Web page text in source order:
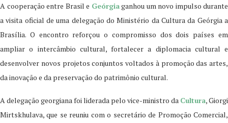
A cooperação entre Brasil e Geórgiaganhou um novo impulso durante
a visita oficial de uma delegação do Ministério da Cultura da Geórgia a
Brasília. O encontro reforçou o compromisso dos dois países em
ampliar o intercâmbio cultural, fortalecer a diplomacia cultural e
desenvolver novos projetos conjuntos voltados à promoção das artes,
da inovação e da preservação do patrimônio cultural.
A delegação georgiana foi liderada pelo vice-ministro da Cultura, Giorgi
Mirtskhulava, que se reuniu com o secretário de Promoção Comercial,